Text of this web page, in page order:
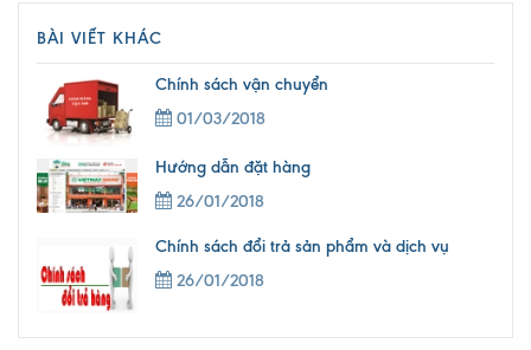
BÀI VIẾT KHÁC
Chính sách vận chuyển
01/03/2018
Hướng dẫn đặt hàng
26/01/2018
Chính sách đổi trả sản phẩm và dịch vụ
26/01/2018